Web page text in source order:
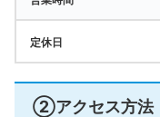
定休日
②アクセス方法